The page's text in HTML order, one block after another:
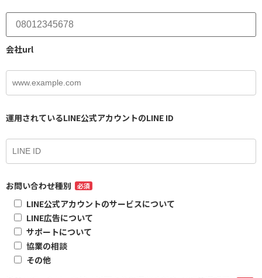
会社url
運用されているLINE公式アカウントのLINE ID
お問い合わせ種別 必須
LINE公式アカウントのサービスについて
LINE広告について
サポートについて
協業の相談
その他